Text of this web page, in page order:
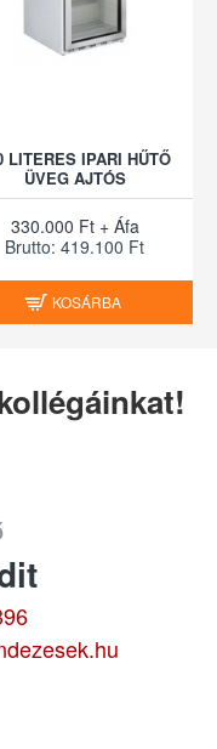
LITERES IPARI HŰTŐ
ÜVEG AJTÓS
330.000 Ft + Áfa
Brutto: 419.100 Ft
KOSÁRBA